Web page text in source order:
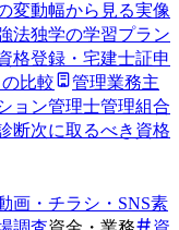
変動幅から見る実像
法独学の学習プラン
格登録・宅建士証申
比較
管理業務主
ョン管理士管理組合
断次に取るべき資格
画・チラシ・SNS素